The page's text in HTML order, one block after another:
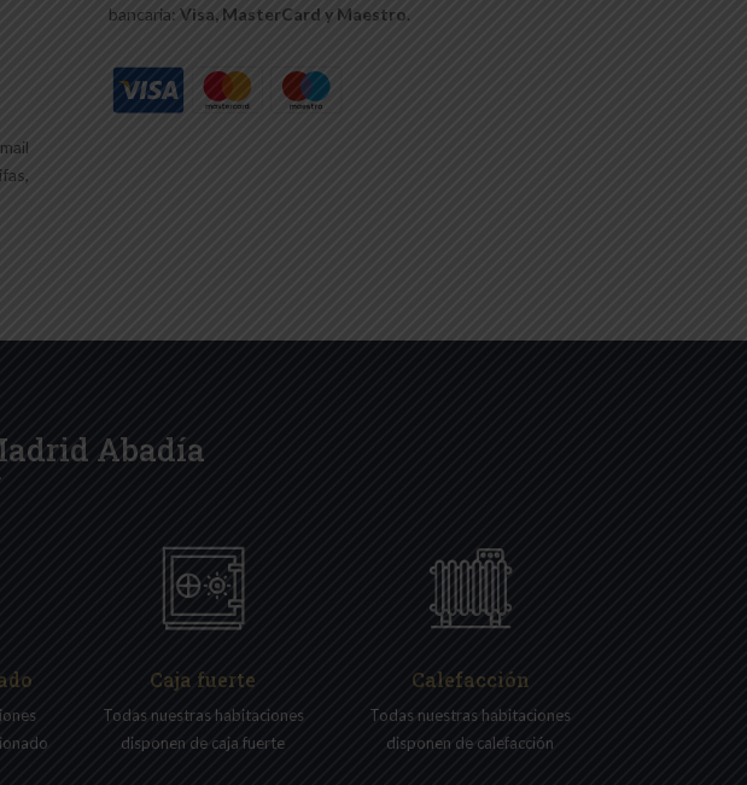
bancaria: Visa, MasterCard y Maestro.
Abadía
Caja fuerte
Todas nuestras habitaciones
disponen de caja fuerte
Calefacción
Todas nuestras habitaciones
disponen de calefacción